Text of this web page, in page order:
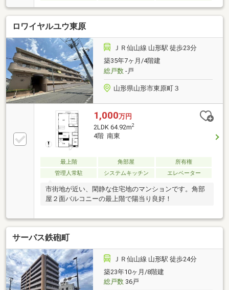
ロワイヤルユウ東原
ＪＲ仙山線 山形駅 徒歩23分
築35年7ヶ月/4階建
総戸数-戸
山形県山形市東原町３
1,000万円
2LDK 64.92m2
4階 南東
最上階 角部屋
所有権
管理人常駐
システムキッチン エレベーター
市街地が近い、閑静な住宅地のマンションです。角部
屋２面バルコニーの最上階で陽当り良好！
サーパス鉄砲町
ＪＲ仙山線 山形駅 徒歩24分
築23年10ヶ月/8階建
総戸数36戸